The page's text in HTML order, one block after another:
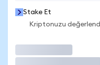
Stake Et
Kriptonuzu